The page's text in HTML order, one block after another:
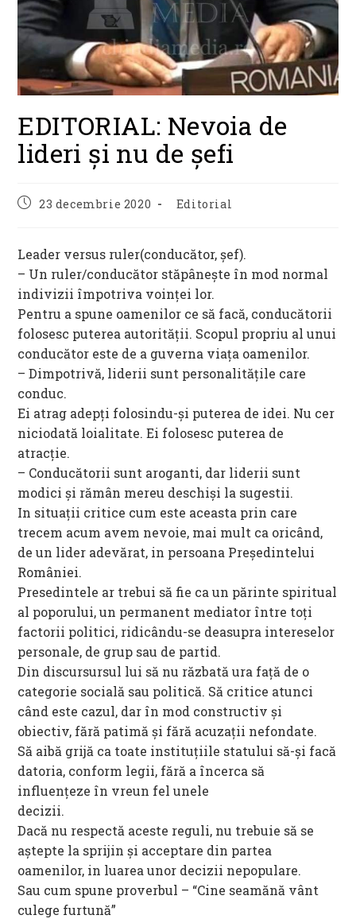
EDITORIAL: Nevoia de
lideri și nu de șefi
Post23 decembrie 2020
Post
Editorial
Leader versus ruler(conducător, șef).
– Un ruler/conducător stăpânește în mod normal
indivizii împotriva voinței lor.
Pentru a spune oamenilor ce să facă, conducătorii
folosesc puterea autorității. Scopul propriu al unui
conducător este de a guverna viața oamenilor.
– Dimpotrivă, liderii sunt personalitățile care
conduc.
Ei atrag adepți folosindu-și puterea de idei. Nu cer
niciodată loialitate. Ei folosesc puterea de
atracție.
– Conducătorii sunt aroganti, dar liderii sunt
modici și rămân mereu deschiși la sugestii.
In situații critice cum este aceasta prin care
trecem acum avem nevoie, mai mult ca oricând,
de un lider adevărat, in persoana Președintelui
României.
Presedintele ar trebui să fie ca un părinte spiritual
al poporului, un permanent mediator între toți
factorii politici, ridicându-se deasupra intereselor
personale, de grup sau de partid.
Din discursursul lui să nu răzbată ura față de o
categorie socială sau politică. Să critice atunci
când este cazul, dar în mod constructiv și
obiectiv, fără patimă și fără acuzații nefondate.
Să aibă grijă ca toate instituțiile statului să-și facă
datoria, conform legii, fără a încerca să
influențeze în vreun fel unele
decizii.
Dacă nu respectă aceste reguli, nu trebuie să se
aștepte la sprijin și acceptare din partea
oamenilor, in luarea unor decizii nepopulare.
Sau cum spune proverbul – “Cine seamănă vânt
culege furtună”